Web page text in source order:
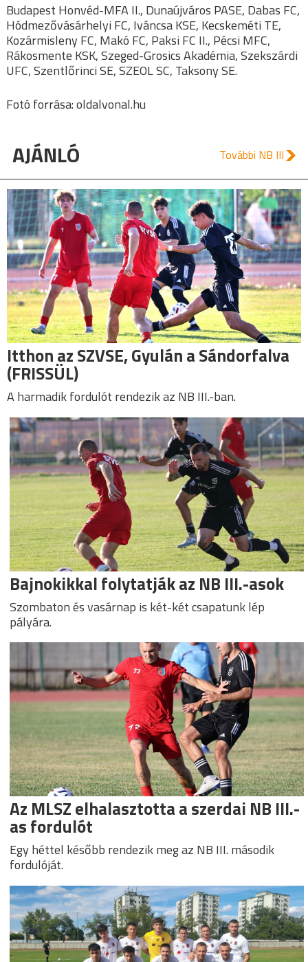
Budapest Honvéd-MFA II., Dunaújváros PASE, Dabas FC,
Hódmezővásárhelyi FC, Iváncsa KSE, Kecskeméti TE,
Kozármisleny FC, Makó FC, Paksi FC II., Pécsi MFC,
Rákosmente KSK, Szeged-Grosics Akadémia, Szekszárdi
UFC, Szentlőrinci SE, SZEOL SC, Taksony SE.
Fotó forrása: oldalvonal.hu
AJÁNLÓ További NB III
Itthon az SZVSE, Gyulán a Sándorfalva
(FRISSÜL)
A harmadik fordulót rendezik az NB III.-ban.
Bajnokikkal folytatják az NB III.-asok
Szombaton és vasárnap is két-két csapatunk lép
pályára.
Az MLSZ elhalasztotta a szerdai NB III.-
as fordulót
Egy héttel később rendezik meg az NB III. második
fordulóját.